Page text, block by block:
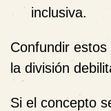
inclusiva.
Confundir
la división
Si el concepto